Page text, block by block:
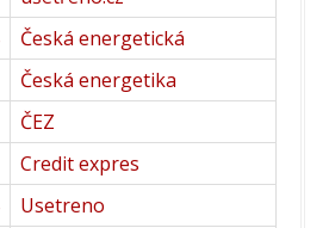
Česká energetická
Česká energetika
ČEZ
Credit expres
Usetreno